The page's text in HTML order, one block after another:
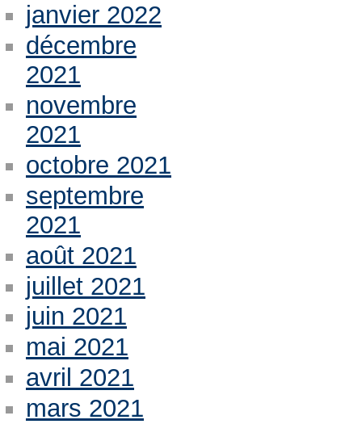
janvier 2022
décembre
2021
novembre
2021
octobre 2021
septembre
2021
août 2021
juillet 2021
juin 2021
mai 2021
avril 2021
mars 2021